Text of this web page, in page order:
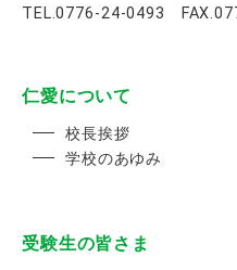
TEL.0776-24-0493
仁愛について
校長挨拶
学校のあゆみ
受験生の皆さま